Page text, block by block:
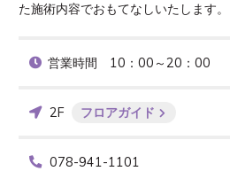
た施術内容でおもてなしいたします。
営業時間　10：00～20：00
2F フロアガイド
078-941-1101